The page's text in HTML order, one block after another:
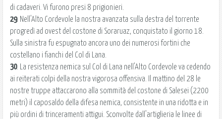
di cadaveri. Vi furono presi 8 prigionieri.
29. Nell'Alto Cordevole la nostra avanzata sulla destra del torrente
progredì ad ovest del costone di Soraruaz, conquistato il giorno 18.
Sulla sinistra fu espugnato ancora uno dei numerosi fortini che
costellano i fianchi del Col di Lana.
30. La resistenza nemica sul Col di Lana nell'Alto Cordevole va cedendo
ai reiterati colpi della nostra vigorosa offensiva. Il mattino del 28 le
nostre truppe attaccarono alla sommità del costone di Salesei (2200
metri) il caposaldo della difesa nemica, consistente in una ridotta e in
più ordini di trinceramenti attigui. Sconvolte dall'artiglieria le linee di